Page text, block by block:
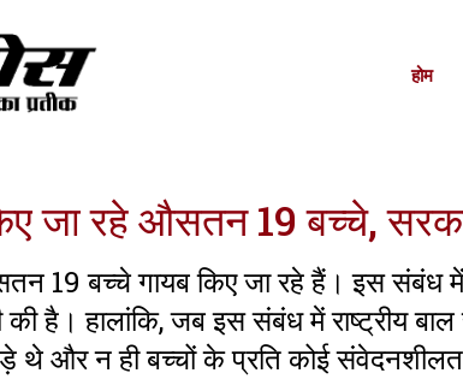
होम
जा रहे औसतन 19 बच्चे,
19 बच्चे गायब किए जा रहे हैं। इस संबंध
है। हालांकि, जब इस संबंध में राष्ट्रीय
और न ही बच्चों के प्रति कोई